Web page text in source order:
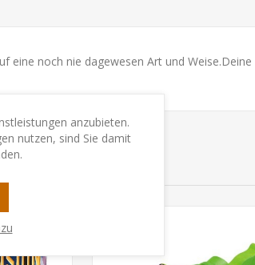
eine noch nie dagewesen Art und
anzubieten.
nutzen, sind Sie damit